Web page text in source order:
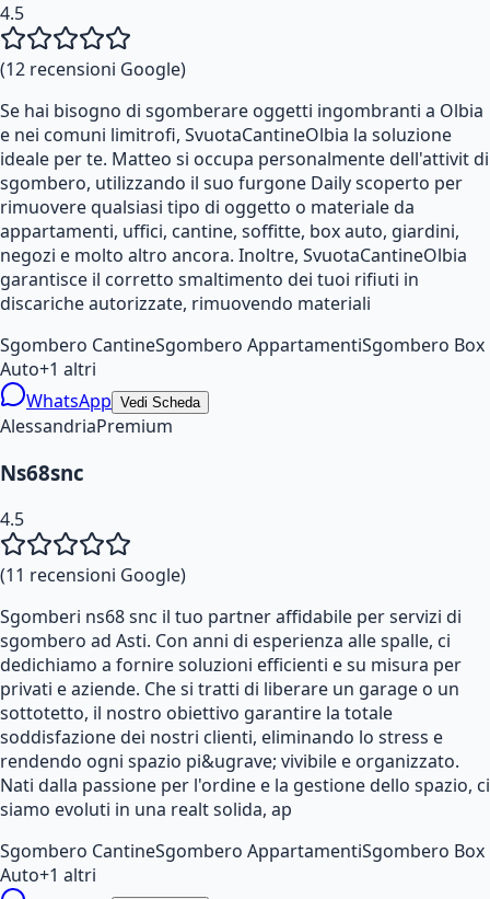
4.5
(12 recensioni Google)
Se hai bisogno di sgomberare oggetti ingombranti a Olbia
e nei comuni limitrofi, SvuotaCantineOlbia la soluzione
ideale per te. Matteo si occupa personalmente dell'attivit di
sgombero, utilizzando il suo furgone Daily scoperto per
rimuovere qualsiasi tipo di oggetto o materiale da
appartamenti, uffici, cantine, soffitte, box auto, giardini,
negozi e molto altro ancora. Inoltre, SvuotaCantineOlbia
garantisce il corretto smaltimento dei tuoi rifiuti in
discariche autorizzate, rimuovendo materiali
Sgombero CantineSgombero AppartamentiSgombero Box
Auto+1 altri
WhatsApp Vedi Scheda
AlessandriaPremium
Ns68snc
4.5
(11 recensioni Google)
Sgomberi ns68 snc il tuo partner affidabile per servizi di
sgombero ad Asti. Con anni di esperienza alle spalle, ci
dedichiamo a fornire soluzioni efficienti e su misura per
privati e aziende. Che si tratti di liberare un garage o un
sottotetto, il nostro obiettivo garantire la totale
soddisfazione dei nostri clienti, eliminando lo stress e
rendendo ogni spazio pi&ugrave; vivibile e organizzato.
Nati dalla passione per l'ordine e la gestione dello spazio, ci
siamo evoluti in una realt solida, ap
Sgombero CantineSgombero AppartamentiSgombero Box
Auto+1 altri